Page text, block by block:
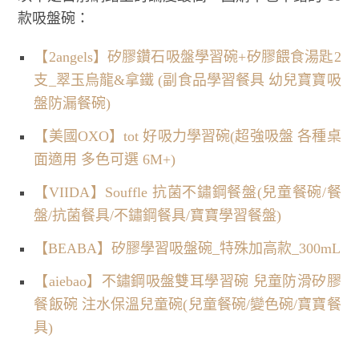
款吸盤碗：
【2angels】矽膠鑽石吸盤學習碗+矽膠餵食湯匙2
支_翠玉烏龍&拿鐵 (副食品學習餐具 幼兒寶寶吸
盤防漏餐碗)
【美國OXO】tot 好吸力學習碗(超強吸盤 各種桌
面適用 多色可選 6M+)
【VIIDA】Souffle 抗菌不鏽鋼餐盤(兒童餐碗/餐
盤/抗菌餐具/不鏽鋼餐具/寶寶學習餐盤)
【BEABA】矽膠學習吸盤碗_特殊加高款_300mL
【aiebao】不鏽鋼吸盤雙耳學習碗 兒童防滑矽膠
餐飯碗 注水保溫兒童碗(兒童餐碗/變色碗/寶寶餐
具)